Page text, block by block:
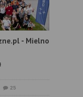
- Mielno
25